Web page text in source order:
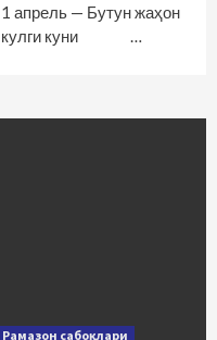
1 апрель — Бутун жаҳон
кулги куни …
Рамазон сабоқлари